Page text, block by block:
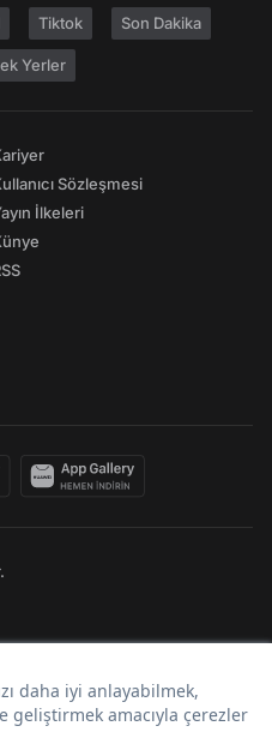
Tiktok Son Dakika
Yerler
Sözleşmesi
İlkeleri